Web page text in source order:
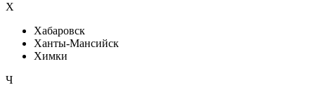
Х
Хабаровск
Ханты-Мансийск
Химки
Ч